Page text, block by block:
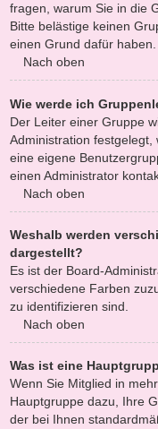
fragen, warum Sie in die
Bitte belästige keinen
einen Grund dafür haben.
Nach oben
Wie werde ich
Der Leiter einer Gruppe
Administration
eine eigene
einen Administrator
Nach oben
Weshalb werden
dargestellt?
Es ist der Board-
verschiedene Farben
zu identifizieren sind.
Nach oben
Was ist eine
Wenn Sie Mitglied in
Hauptgruppe dazu, Ihre
der bei Ihnen